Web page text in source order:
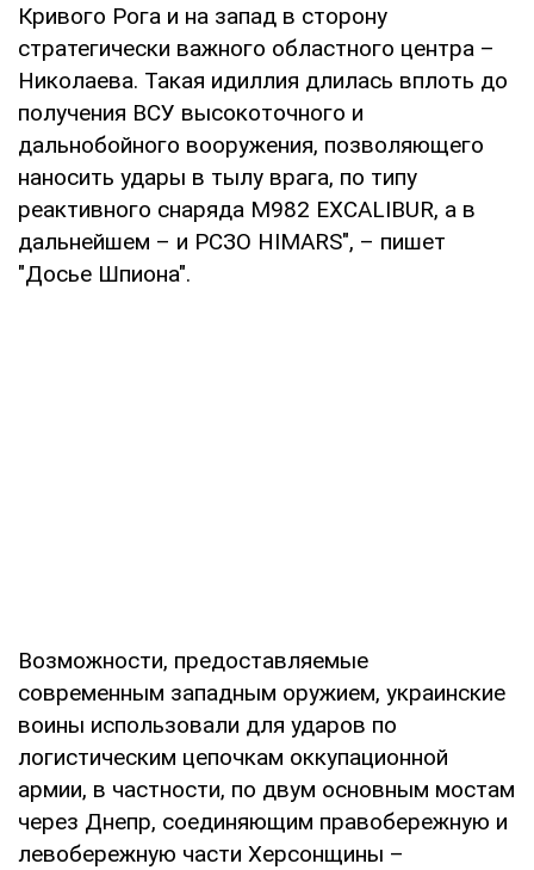
Кривого Рога и на запад в сторону
стратегически важного областного центра –
Николаева. Такая идиллия длилась вплоть до
получения ВСУ высокоточного и
дальнобойного вооружения, позволяющего
наносить удары в тылу врага, по типу
реактивного снаряда М982 EXCALIBUR, а в
дальнейшем – и РСЗО HIMARS", – пишет
"Досье Шпиона".
Возможности, предоставляемые
современным западным оружием, украинские
воины использовали для ударов по
логистическим цепочкам оккупационной
армии, в частности, по двум основным мостам
через Днепр, соединяющим правобережную и
левобережную части Херсонщины –